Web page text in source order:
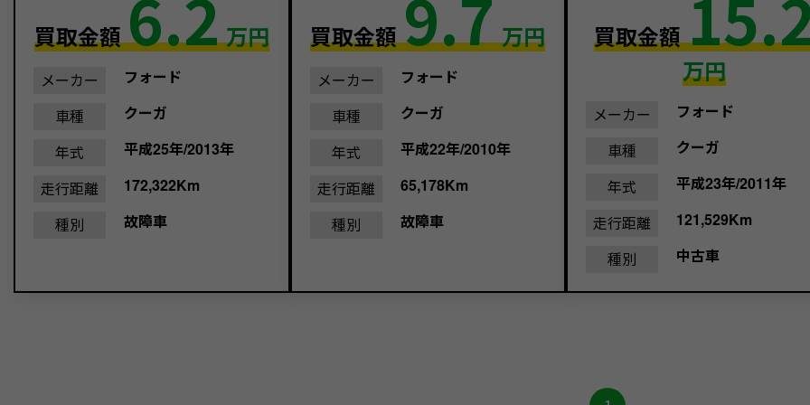
買取金額6.2 万円
メーカー
フォード
車種
クーガ
年式
平成25年/2013年
走行距離
172,322Km
種別
故障車
買取金額9.7 万円
メーカー
フォード
車種
クーガ
年式
平成22年/2010年
走行距離
65,178Km
種別
故障車
買取金額
万円
メーカー
フォード
車種
クーガ
年式
平成23年/2011年
走行距離
121,529Km
種別
中古車